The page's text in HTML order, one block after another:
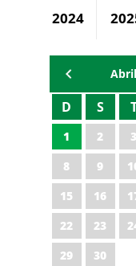
2024
Abril
D S
1 2 3
8
9
15
16
22
23
29
30